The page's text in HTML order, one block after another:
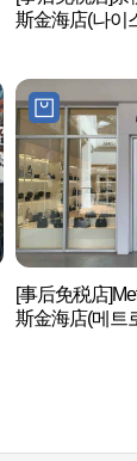
斯金海店(나이
[事后免税店
斯金海店(메트